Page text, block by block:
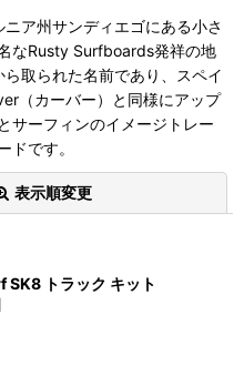
ア州サンディエゴにある小さ
なRusty Surfboards発祥の地
取られた名前であり、スペイ
（カーバー）と同様にアップ
サーフィンのイメージトレー
ドです。
表示順変更
SK8 トラック キット